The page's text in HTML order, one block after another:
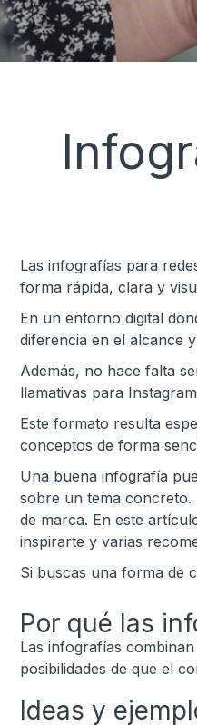
Las infografías para
forma rápida, clara y
En un entorno digital
diferencia en el alcance
Además, no hace falta
llamativas para
Este formato resulta
conceptos de forma
Una buena infografía
sobre un tema concreto.
de marca. En este
inspirarte y varias
Si buscas una forma de
Por qué las
Las infografías
posibilidades de que el
Ideas y